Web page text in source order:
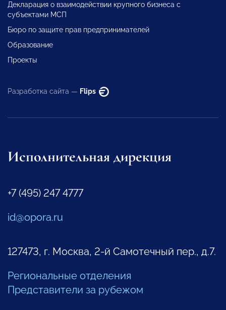
Декларация о взаимодействии крупного бизнеса с
субъектами МСП
Бюро по защите прав предпринимателей
Образование
Проекты
Разработка сайта — Flips
Исполнительная дирекция
+7 (495) 247 4777
id@opora.ru
127473, г. Москва, 2-й Самотечный пер., д.7.
Региональные отделения
Представители за рубежом